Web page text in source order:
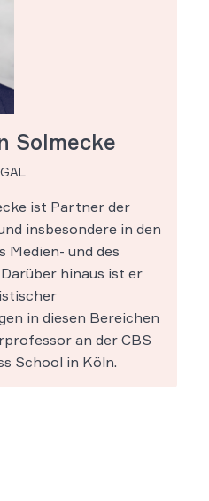
Solmecke
ist Partner der
insbesondere in den
Medien- und des
hinaus ist er
in diesen Bereichen
an der CBS
School in Köln.